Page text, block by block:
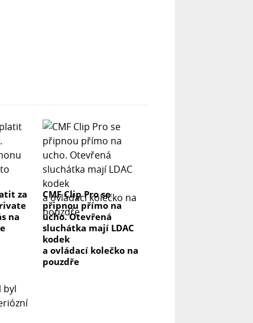
za
na
CMF Clip Pro se
připnou přímo na
ucho. Otevřená
sluchátka mají LDAC
kodek
a ovládací kolečko na
pouzdře